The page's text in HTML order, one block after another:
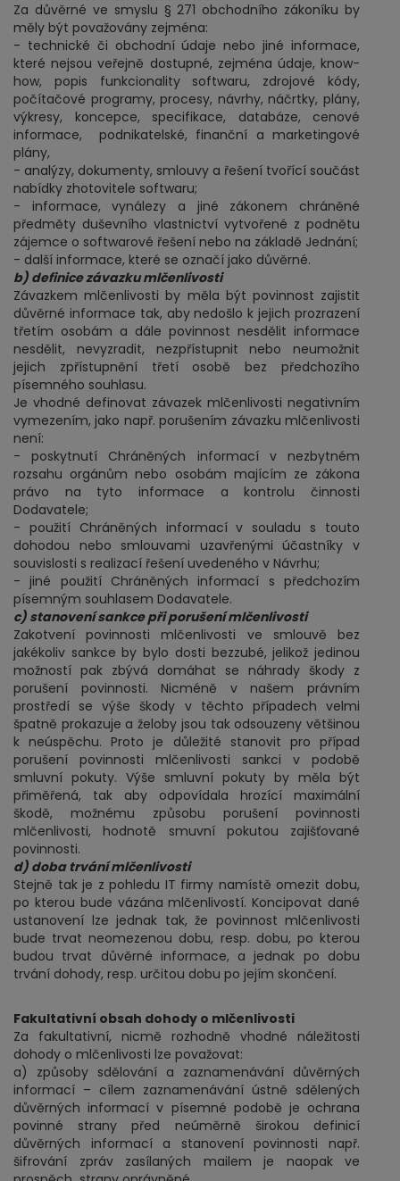
Za důvěrné ve smyslu § 271 obchodního zákoníku by
měly být považovány zejména:
- technické či obchodní údaje nebo jiné informace,
které nejsou veřejně dostupné, zejména údaje, know-
how, popis funkcionality softwaru, zdrojové kódy,
počítačové programy, procesy, návrhy, náčrtky, plány,
výkresy, koncepce, specifikace, databáze, cenové
informace, podnikatelské, finanční a marketingové
plány,
- analýzy, dokumenty, smlouvy a řešení tvořící součást
nabídky zhotovitele softwaru;
- informace, vynálezy a jiné zákonem chráněné
předměty duševního vlastnictví vytvořené z podnětu
zájemce o softwarové řešení nebo na základě Jednání;
- další informace, které se označí jako důvěrné.
b) definice závazku mlčenlivosti
Závazkem mlčenlivosti by měla být povinnost zajistit
důvěrné informace tak, aby nedošlo k jejich prozrazení
třetím osobám a dále povinnost nesdělit informace
nesdělit, nevyzradit, nezpřístupnit nebo neumožnit
jejich zpřístupnění třetí osobě bez předchozího
písemného souhlasu.
Je vhodné definovat závazek mlčenlivosti negativním
vymezením, jako např. porušením závazku mlčenlivosti
není:
- poskytnutí Chráněných informací v nezbytném
rozsahu orgánům nebo osobám majícím ze zákona
právo na tyto informace a kontrolu činnosti
Dodavatele;
- použití Chráněných informací v souladu s touto
dohodou nebo smlouvami uzavřenými účastníky v
souvislosti s realizací řešení uvedeného v Návrhu;
- jiné použití Chráněných informací s předchozím
písemným souhlasem Dodavatele.
c) stanovení sankce při porušení mlčenlivosti
Zakotvení povinnosti mlčenlivosti ve smlouvě bez
jakékoliv sankce by bylo dosti bezzubé, jelikož jedinou
možností pak zbývá domáhat se náhrady škody z
porušení povinnosti. Nicméně v našem právním
prostředí se výše škody v těchto případech velmi
špatně prokazuje a želoby jsou tak odsouzeny většinou
k neúspěchu. Proto je důležité stanovit pro případ
porušení povinnosti mlčenlivosti sankci v podobě
smluvní pokuty. Výše smluvní pokuty by měla být
přiměřená, tak aby odpovídala hrozící maximální
škodě, možnému způsobu porušení povinnosti
mlčenlivosti, hodnotě smuvní pokutou zajišťované
povinnosti.
d) doba trvání mlčenlivosti
Stejně tak je z pohledu IT firmy namístě omezit dobu,
po kterou bude vázána mlčenlivostí. Koncipovat dané
ustanovení lze jednak tak, že povinnost mlčenlivosti
bude trvat neomezenou dobu, resp. dobu, po kterou
budou trvat důvěrné informace, a jednak po dobu
trvání dohody, resp. určitou dobu po jejím skončení.
Fakultativní obsah dohody o mlčenlivosti
Za fakultativní, nicmě rozhodně vhodné náležitosti
dohody o mlčenlivosti lze považovat:
a) způsoby sdělování a zaznamenávání důvěrných
informací – cílem zaznamenávání ústně sdělených
důvěrných informací v písemné podobě je ochrana
povinné strany před neúměrně širokou definicí
důvěrných informací a stanovení povinnosti např.
šifrování zpráv zasílaných mailem je naopak ve